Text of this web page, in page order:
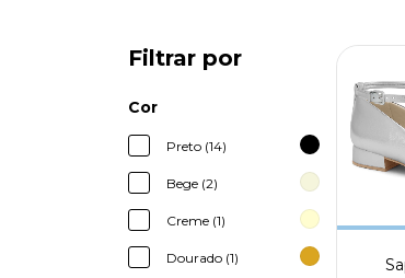
Filtrar por
Cor
Preto (14)
Bege (2)
Creme (1)
Dourado (1)